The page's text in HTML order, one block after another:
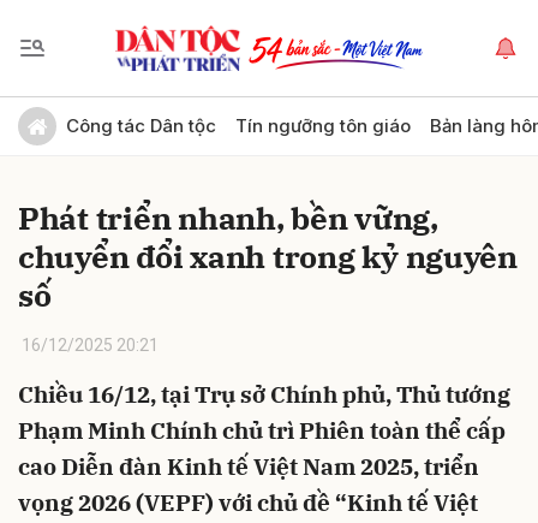
Công tác Dân tộc Tín ngưỡng tôn giáo Bản làng
Phát triển nhanh, bền vững,
chuyển đổi xanh trong kỷ nguyên
số
16/12/2025 20:21
Chiều 16/12, tại Trụ sở Chính phủ, Thủ tướng
Phạm Minh Chính chủ trì Phiên toàn thể cấp
cao Diễn đàn Kinh tế Việt Nam 2025, triển
vọng 2026 (VEPF) với chủ đề “Kinh tế Việt
Gửi bình luận